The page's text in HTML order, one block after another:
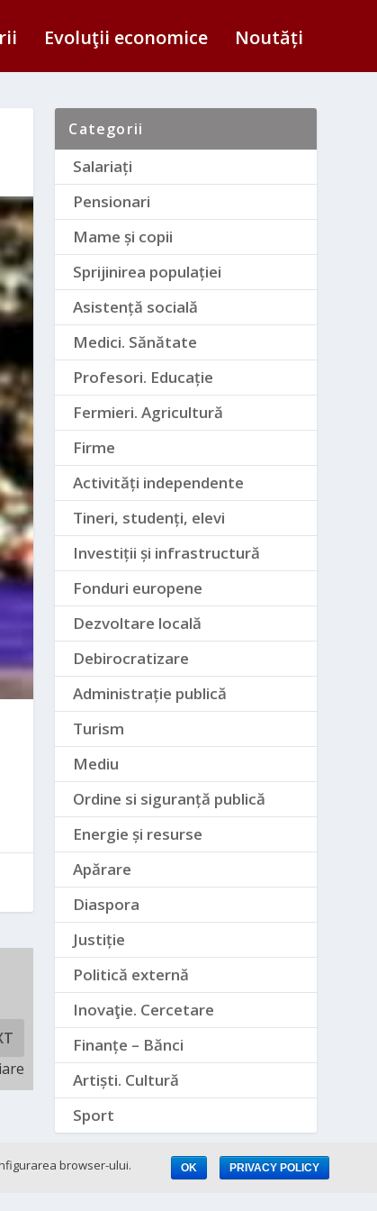
Evoluţii economice Noutăți
Categorii
Salariați
Pensionari
Mame și copii
Sprijinirea populației
Asistență socială
Medici. Sănătate
Profesori. Educație
Fermieri. Agricultură
Firme
Activități independente
Tineri, studenți, elevi
Investiții și infrastructură
Fonduri europene
Dezvoltare locală
Debirocratizare
Administrație publică
Turism
Mediu
Ordine si siguranță publică
Energie și resurse
Apărare
Diaspora
Justiție
Politică externă
Inovaţie. Cercetare
Finanțe – Bănci
Artiști. Cultură
Sport
browser-ului. OK PRIVACY POLICY